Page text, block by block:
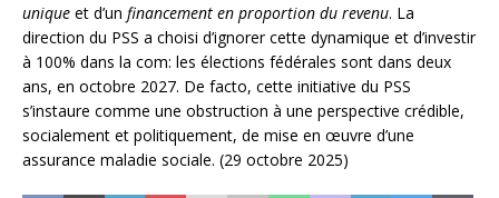
unique et d’un financement en proportion du revenu. La
direction du PSS a choisi d’ignorer cette dynamique et d’investir
à 100% dans la com: les élections fédérales sont dans deux
ans, en octobre 2027. De facto, cette initiative du PSS
s’instaure comme une obstruction à une perspective crédible,
socialement et politiquement, de mise en œuvre d’une
assurance maladie sociale. (29 octobre 2025)